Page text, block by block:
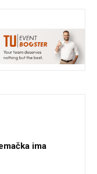
ima